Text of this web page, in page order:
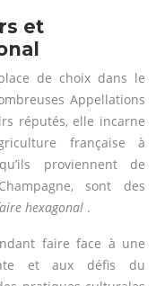
et
de choix dans le
Appellations
réputés, elle incarne
française à
proviennent de
sont des
hexagonal .
faire face à une
et aux défis du